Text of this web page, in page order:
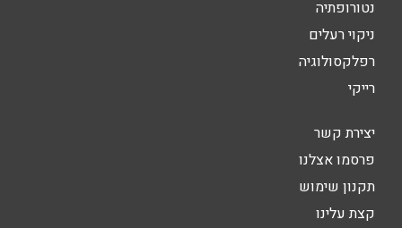
נטורופתיה
ניקוי רעלים
רפלקסולוגיה
רייקי
יצירת קשר
פרסמו אצלנו
תקנון שימוש
קצת עלינו